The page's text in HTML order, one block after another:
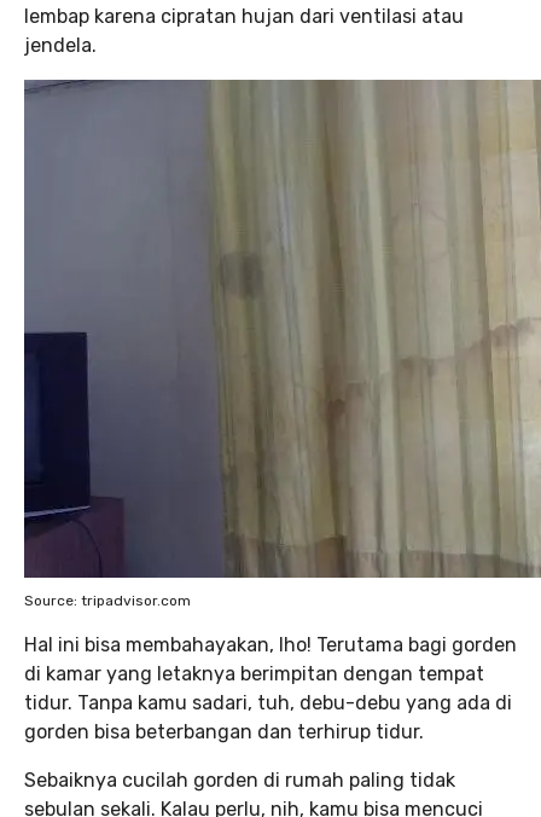
lembap karena cipratan hujan dari ventilasi atau
jendela.
Source: tripadvisor.com
Hal ini bisa membahayakan, lho! Terutama bagi gorden
di kamar yang letaknya berimpitan dengan tempat
tidur. Tanpa kamu sadari, tuh, debu-debu yang ada di
gorden bisa beterbangan dan terhirup tidur.
Sebaiknya cucilah gorden di rumah paling tidak
sebulan sekali. Kalau perlu, nih, kamu bisa mencuci